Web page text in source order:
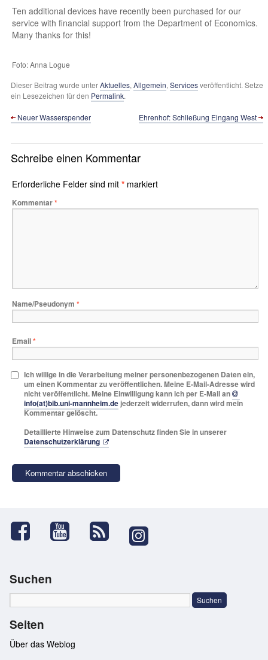
Ten additional devices have recently been purchased for our
service with financial support from the Department of Economics.
Many thanks for this!
Foto: Anna Logue
Dieser Beitrag wurde unterAktuelles, Allgemein, Servicesveröffentlicht. Setze
ein Lesezeichen für den Permalink.
Neuer Wasserspender Ehrenhof: Schließung Eingang West
Schreibe einen Kommentar
Erforderliche Felder sind mit * markiert
Kommentar*
Name/Pseudonym *
Email*
Ich willige in die Verarbeitung meiner personenbezogenen Daten ein,
um einen Kommentar zu veröffentlichen. Meine E-Mail-Adresse wird
nicht veröffentlicht. Meine Einwilligung kann ich per E-Mail an
info(at)bib.uni-mannheim.de jederzeit widerrufen, dann wird mein
Kommentar gelöscht.
Detaillierte Hinweise zum Datenschutz finden Sie in unserer
Datenschutzerklärung
Suchen
Seiten
Über das Weblog